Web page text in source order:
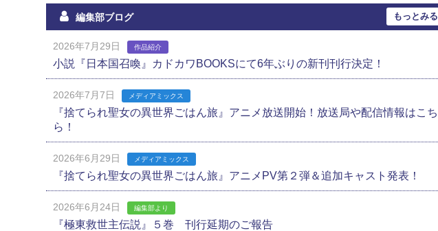
編集部ブログ もっとみる
2026年7月29日 作品紹介
小説『日本国召喚』カドカワBOOKSにて6年ぶりの新刊刊行決定！
2026年7月7日 メディアミックス
『捨てられ聖女の異世界ごはん旅』アニメ放送開始！放送局や配信情報はこち
ら！
2026年6月29日 メディアミックス
『捨てられ聖女の異世界ごはん旅』アニメPV第２弾＆追加キャスト発表！
2026年6月24日 編集部より
『極東救世主伝説』５巻 刊行延期のご報告